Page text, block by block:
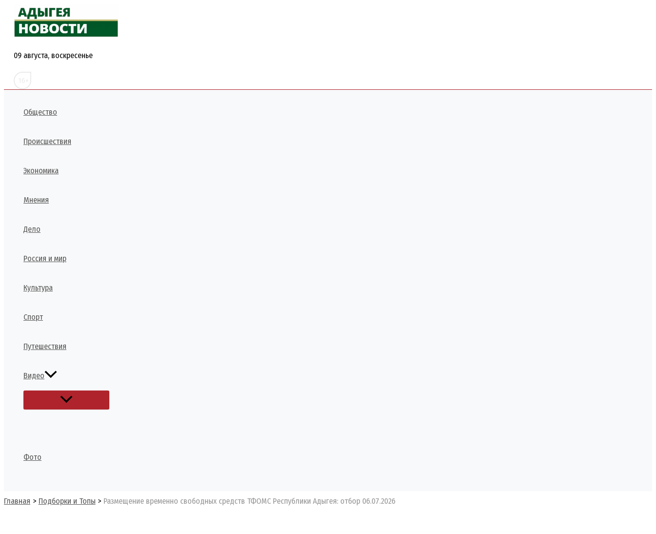
Перейти
содержимому
09 августа, воскресенье
Общество
Происшествия
Экономика
Мнения
Дело
Россия и мир
Культура
Спорт
Путешествия
Видео
Фото
Главная Подборки и Топы Размещение временно свободных средств ТФОМС Республики Адыгея: отбор 06.07.2026